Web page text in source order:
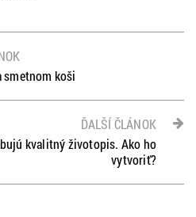
koši
ĎALŠÍ ČLÁNOK
kvalitný životopis. Ako ho
vytvoriť?